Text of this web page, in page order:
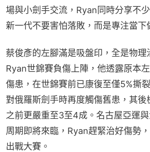
場與小劍手交流，Ryan同時分享不
新一代不要害怕落敗，而是專注當下
蔡俊彥的左腳滿是吸盤印，全是物理
Ryan世錦賽負傷上陣，他透露原本
傷患，在世錦賽前已康復至僅5%撕
對俄羅斯劍手時再度觸傷舊患，其後
之前更嚴重至3至4成。名古屋亞運
周期即將來臨，Ryan趕緊治好傷勢
出戰大賽。